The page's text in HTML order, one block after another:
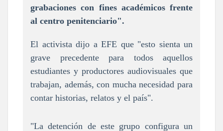
grabaciones con fines académicos frente
al centro penitenciario".
El activista dijo a EFE que "esto sienta un
grave precedente para todos aquellos
estudiantes y productores audiovisuales que
trabajan, además, con mucha necesidad para
contar historias, relatos y el país".
"La detención de este grupo configura un